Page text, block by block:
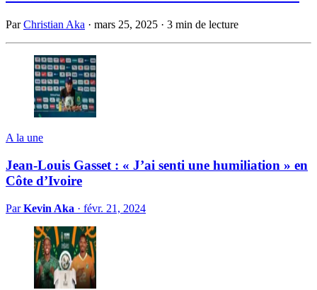
ParChristian Aka · mars 25, 2025 · 3 min de lecture
A la une
Jean-Louis Gasset : « J’ai senti une humiliation » en
Côte d’Ivoire
ParKevin Aka · févr. 21, 2024